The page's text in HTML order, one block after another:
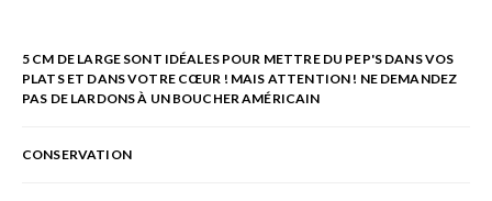
5 CM DE LARGE SONT IDÉALES POUR METTRE DU PEP'S DANS VOS
PLATS ET DANS VOTRE CŒUR ! MAIS ATTENTION ! NE DEMANDEZ
PAS DE LARDONS À UN BOUCHER AMÉRICAIN
CONSERVATION